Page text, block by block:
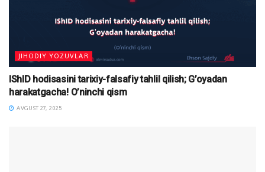
JIHODIY YOZUVLAR
IShID hodisasini tarixiy-falsafiy tahlil qilish; G’oyadan
harakatgacha! O’ninchi qism
AVGUST 27, 2025